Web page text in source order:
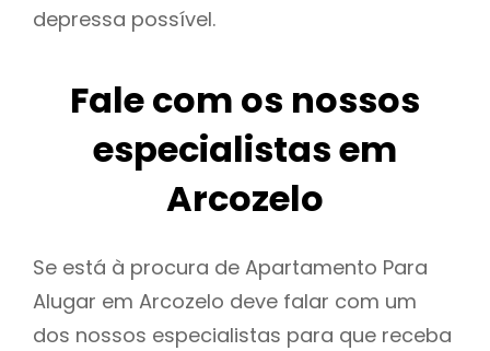
depressa possível.
Fale com os nossos
especialistas em
Arcozelo
Se está à procura de Apartamento Para
Alugar em Arcozelo deve falar com um
dos nossos especialistas para que receba